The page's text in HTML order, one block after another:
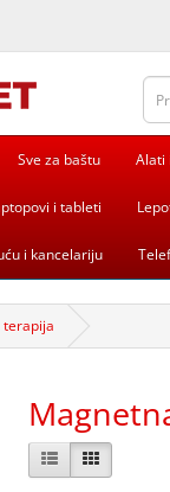
Sve za baštu Alati
i tableti
i kancelariju
terapija